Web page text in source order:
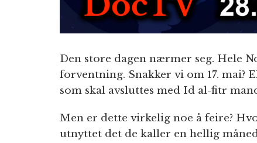
Den store dagen nærmer seg. Hele
forventning. Snakker vi om 17. mai?
som skal avsluttes med Id al-fitr
Men er dette virkelig noe å feire?
utnyttet det de kaller en hellig